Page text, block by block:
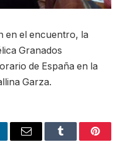
en el encuentro, la
Granados
de España en la
Garza.
Email Tumblr